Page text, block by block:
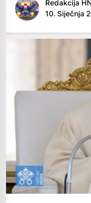
Redakcija HN
10. Siječnja